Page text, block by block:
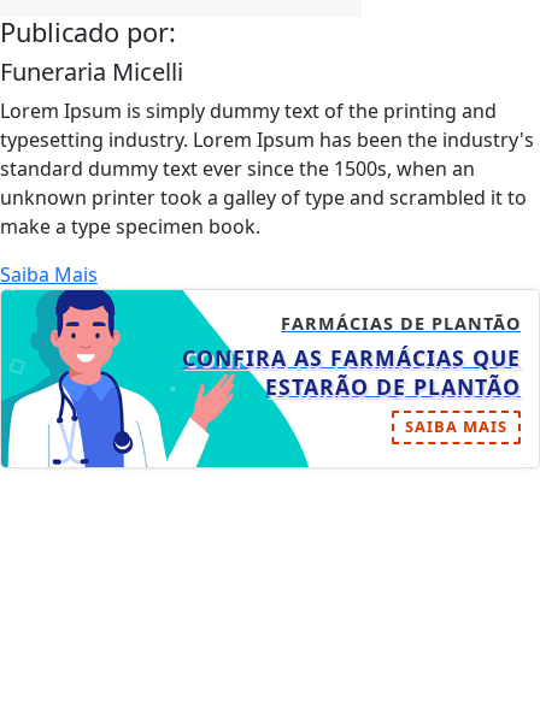
Publicado por:
Funeraria Micelli
Lorem Ipsum is simply dummy text of the printing and
typesetting industry. Lorem Ipsum has been the industry's
standard dummy text ever since the 1500s, when an
unknown printer took a galley of type and scrambled it to
make a type specimen book.
Saiba Mais
FARMÁCIAS DE PLANTÃO
CONFIRA AS FARMÁCIAS QUE
ESTARÃO DE PLANTÃO
SAIBA MAIS